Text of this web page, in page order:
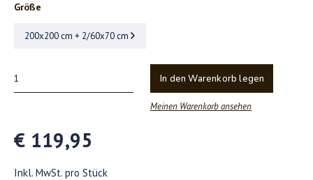
Größe
200x200 cm + 2/60x70 cm
In den Warenkorb legen
Meinen Warenkorb ansehen
€ 119,95
Inkl. MwSt. pro Stück